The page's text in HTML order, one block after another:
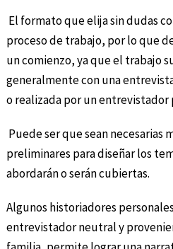
El formato que elija sin dudas
proceso de trabajo, por lo que
un comienzo, ya que el trabajo
generalmente con una
o realizada por un entrevistador
Puede ser que sean necesarias
preliminares para diseñar los
abordarán o serán cubiertas.
Algunos historiadores
entrevistador neutral y